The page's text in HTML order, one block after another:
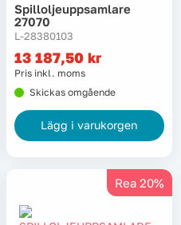
Spilloljeuppsamlare
27070
L-28380103
13 187,50 kr
Pris inkl. moms
Skickas omgående
Lägg i varukorgen
Rea 20%